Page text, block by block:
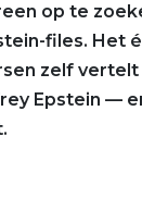
op te
files. Het
zelf
Epstein —